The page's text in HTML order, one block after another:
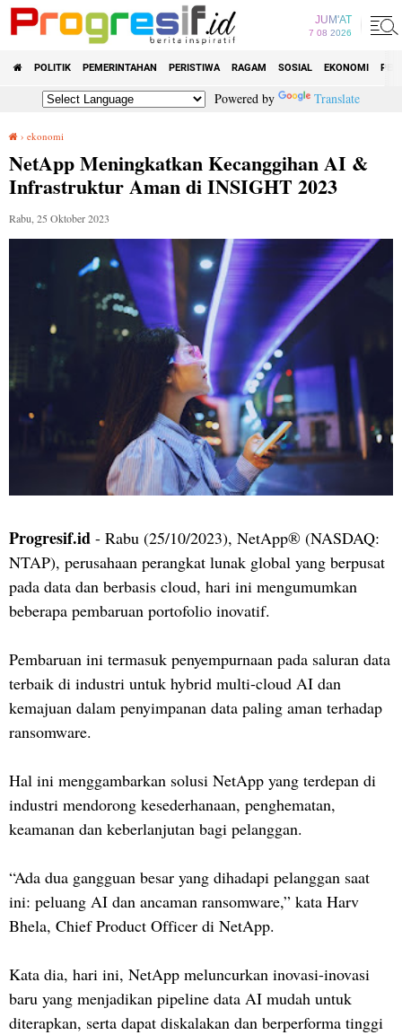
JUM'AT
7 08 2026
POLITIK PEMERINTAHAN PERISTIWA RAGAM SOSIAL EKONOMI
Powered by Translate
› ekonomi
NetApp Meningkatkan Kecanggihan AI &
Infrastruktur Aman di INSIGHT 2023
Rabu, 25 Oktober 2023
Progresif.id - Rabu (25/10/2023), NetApp® (NASDAQ:
NTAP), perusahaan perangkat lunak global yang berpusat
pada data dan berbasis cloud, hari ini mengumumkan
beberapa pembaruan portofolio inovatif.
Pembaruan ini termasuk penyempurnaan pada saluran data
terbaik di industri untuk hybrid multi-cloud AI dan
kemajuan dalam penyimpanan data paling aman terhadap
ransomware.
Hal ini menggambarkan solusi NetApp yang terdepan di
industri mendorong kesederhanaan, penghematan,
keamanan dan keberlanjutan bagi pelanggan.
“Ada dua gangguan besar yang dihadapi pelanggan saat
ini: peluang AI dan ancaman ransomware,” kata Harv
Bhela, Chief Product Officer di NetApp.
Kata dia, hari ini, NetApp meluncurkan inovasi-inovasi
baru yang menjadikan pipeline data AI mudah untuk
diterapkan, serta dapat diskalakan dan berperforma tinggi